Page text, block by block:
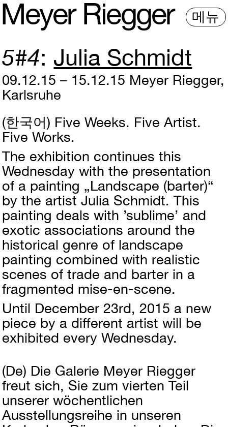
Meyer Riegger 메뉴
5#4 Julia Schmidt
09.12.15 – 15.12.15 Meyer Riegger,
Karlsruhe
(한국어) Five Weeks. Five Artist.
Five Works.
The exhibition continues this
Wednesday with the presentation
of a painting „Landscape (barter)“
by the artist Julia Schmidt. This
painting deals with ’sublime’ and
exotic associations around the
historical genre of landscape
painting combined with realistic
scenes of trade and barter in a
fragmented mise-en-scene.
Until December 23rd, 2015 a new
piece by a different artist will be
exhibited every Wednesday.
(De) Die Galerie Meyer Riegger
freut sich, Sie zum vierten Teil
unserer wöchentlichen
Ausstellungsreihe in unseren